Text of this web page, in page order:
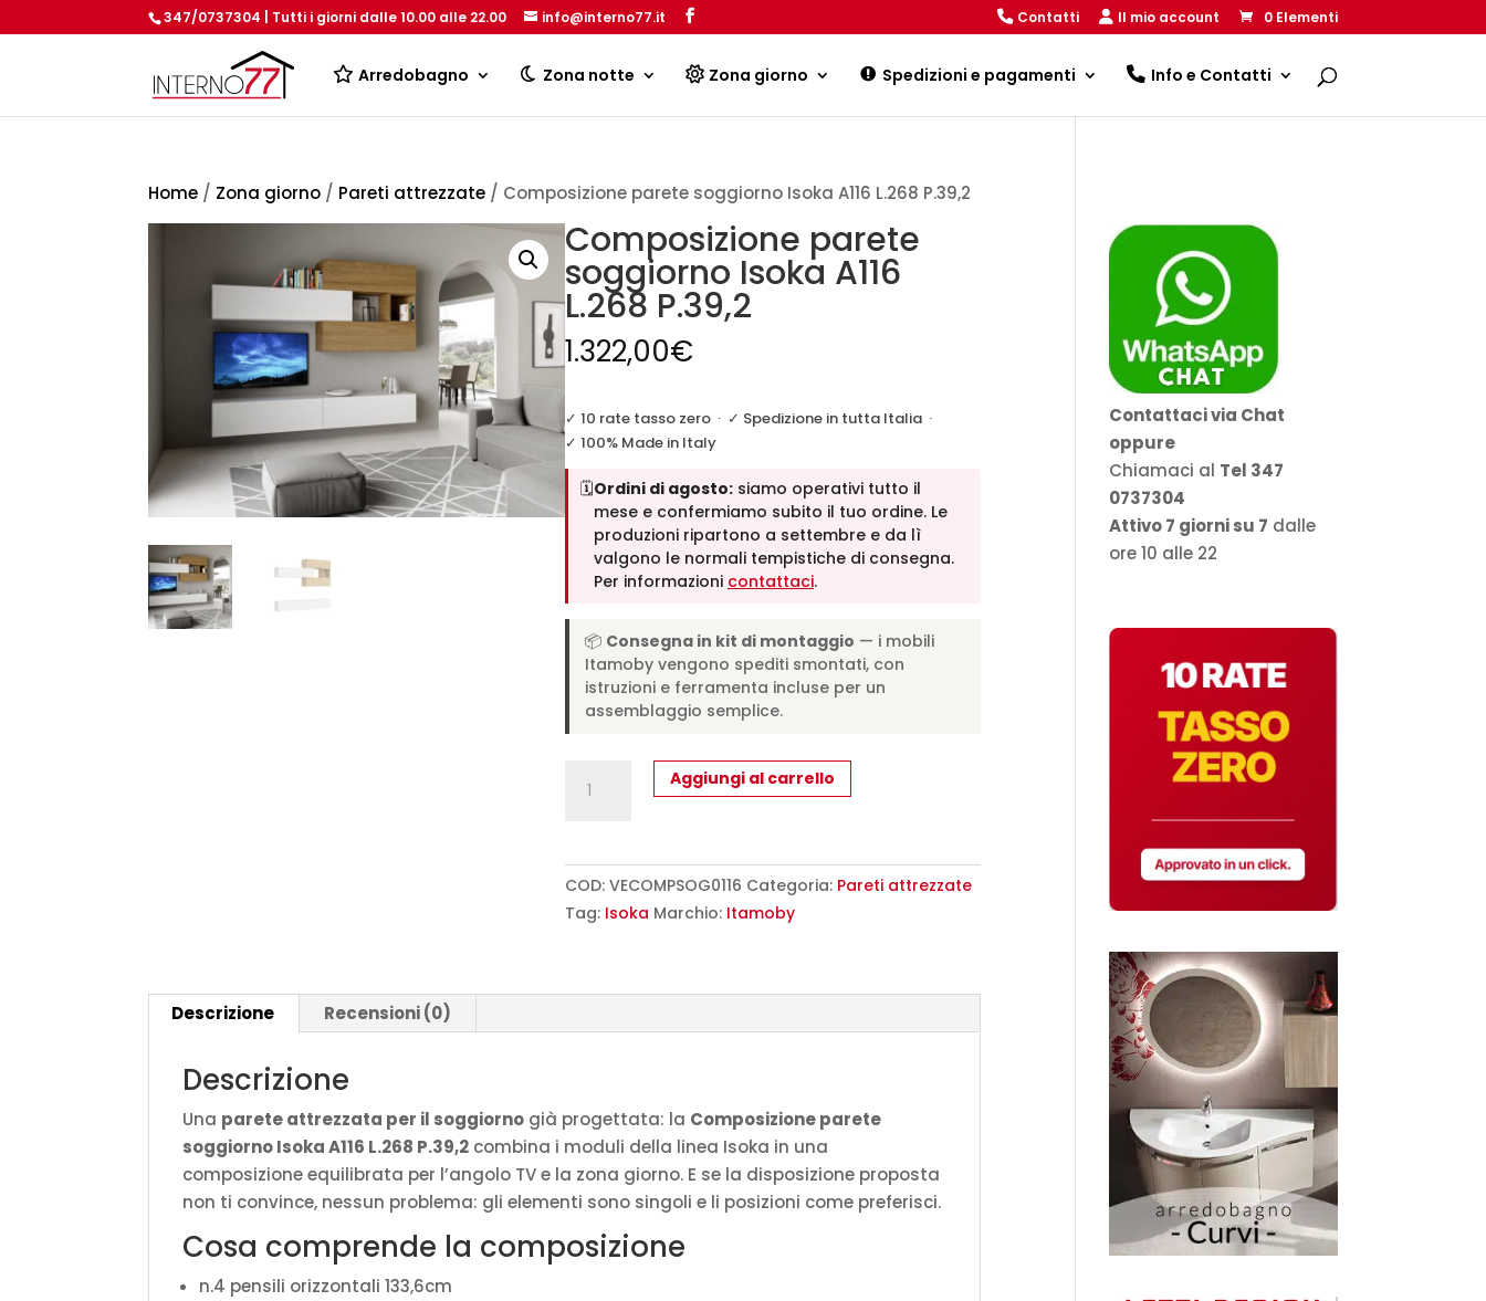
347/0737304 | Tutti i giorni dalle 10.00 alle 22.00 info@interno77.it Contatti Il mio account 0 Elementi
Arredobagno Zona notte Zona giorno Spedizioni e pagamenti Info e Contatti
Products
Home / Zona giorno / Pareti attrezzate / Composizione parete soggiorno Isoka A116 L.268 P.39,2
Composizione parete
soggiorno Isoka A116
L.268 P.39,2
1.322,00€
✓ 10 rate tasso zero· ✓ Spedizione in tutta Italia·
✓ 100% Made in Italy
🗓️Ordini di agosto:siamo operativi tutto il
mese e confermiamo subito il tuo ordine. Le
produzioni ripartono a settembre e da lì
valgono le normali tempistiche di consegna.
Per informazioni contattaci.
📦 Consegna in kit di montaggio — i mobili
Itamoby vengono spediti smontati, con
istruzioni e ferramenta incluse per un
assemblaggio semplice.
Composizione
parete
A116
L.268
Aggiungi al carrello
COD: VECOMPSOG0116 Categoria: Pareti attrezzate
Tag: Isoka Marchio: Itamoby
Descrizione Recensioni (0)
Descrizione
Una parete attrezzata per il soggiorno già progettata: la Composizione parete
soggiorno Isoka A116 L.268 P.39,2 combina i moduli della linea Isoka in una
composizione equilibrata per l’angolo TV e la zona giorno. E se la disposizione proposta
non ti convince, nessun problema: gli elementi sono singoli e li posizioni come preferisci.
Cosa comprende la composizione
n.4 pensili orizzontali 133,6cm
Contattaci via Chat
oppure
Chiamaci al Tel 347
0737304
Attivo 7 giorni su 7 dalle
ore 10 alle 22